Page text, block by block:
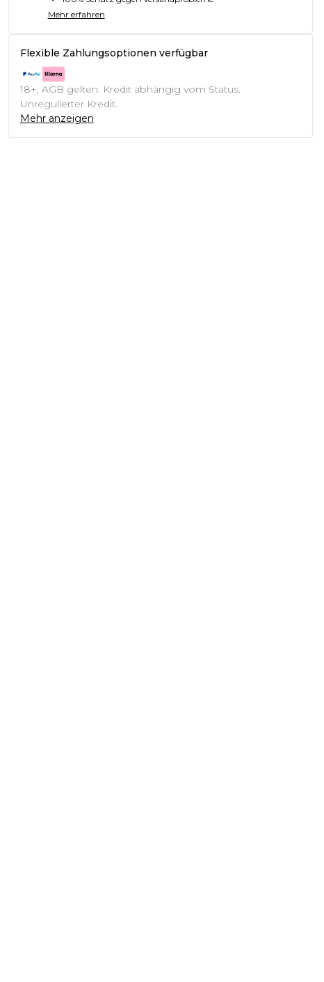
Mehr erfahren
Flexible Zahlungsoptionen verfügbar
18+, AGB gelten. Kredit abhängig vom Status.
Unregulierter Kredit.
Mehr anzeigen